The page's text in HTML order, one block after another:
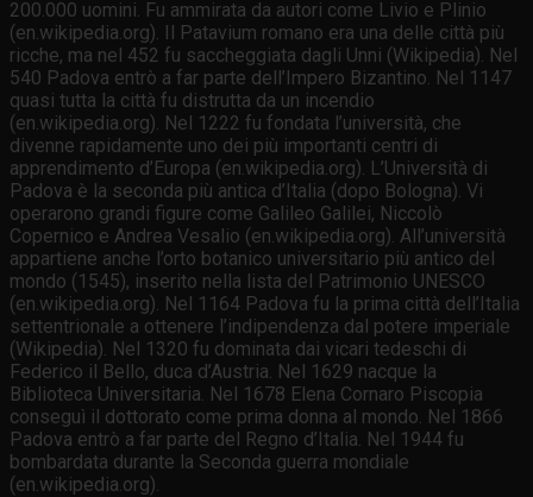
200.000 uomini. Fu ammirata da autori come Livio e Plinio
(en.wikipedia.org). Il Patavium romano era una delle città più
ricche, ma nel 452 fu saccheggiata dagli Unni (Wikipedia). Nel
540 Padova entrò a far parte dell’Impero Bizantino. Nel 1147
quasi tutta la città fu distrutta da un incendio
(en.wikipedia.org). Nel 1222 fu fondata l’università, che
divenne rapidamente uno dei più importanti centri di
apprendimento d’Europa (en.wikipedia.org). L’Università di
Padova è la seconda più antica d’Italia (dopo Bologna). Vi
operarono grandi figure come Galileo Galilei, Niccolò
Copernico e Andrea Vesalio (en.wikipedia.org). All’università
appartiene anche l’orto botanico universitario più antico del
mondo (1545), inserito nella lista del Patrimonio UNESCO
(en.wikipedia.org). Nel 1164 Padova fu la prima città dell’Italia
settentrionale a ottenere l’indipendenza dal potere imperiale
(Wikipedia). Nel 1320 fu dominata dai vicari tedeschi di
Federico il Bello, duca d’Austria. Nel 1629 nacque la
Biblioteca Universitaria. Nel 1678 Elena Cornaro Piscopia
conseguì il dottorato come prima donna al mondo. Nel 1866
Padova entrò a far parte del Regno d’Italia. Nel 1944 fu
bombardata durante la Seconda guerra mondiale
(en.wikipedia.org).